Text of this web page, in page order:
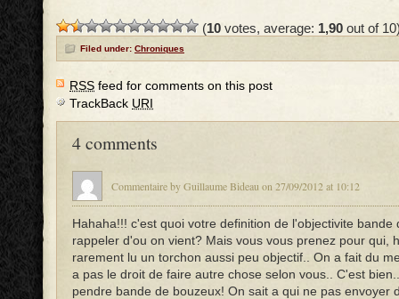
(10 votes, average: 1,90 out of
Filed under: Chroniques
RSS feed for comments on this post
TrackBack URI
4 comments
Commentaire by Guillaume Bideau on 27/09/2012 at 10:12
Hahaha!!! c'est quoi votre definition de l'objectivite bande
rappeler d'ou on vient? Mais vous vous prenez pour qui,
rarement lu un torchon aussi peu objectif.. On a fait du
a pas le droit de faire autre chose selon vous.. C'est
pendre bande de bouzeux! On sait a qui ne pas envoyer